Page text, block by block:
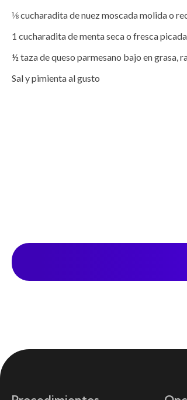
⅛ cucharadita de nuez moscada molida o
1 cucharadita de menta seca o fresca picada
½ taza de queso parmesano bajo en grasa,
Sal y pimienta al gusto